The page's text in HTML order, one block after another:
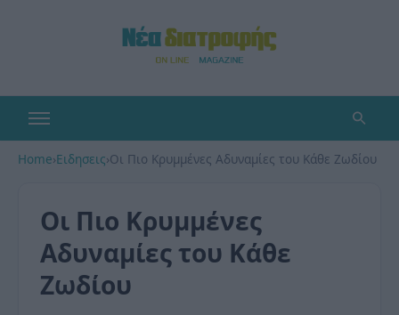
Home›Ειδησεις›Οι Πιο Κρυμμένες Αδυναμίες του Κάθε Ζωδίου
Οι Πιο Κρυμμένες
Αδυναμίες του Κάθε
Ζωδίου